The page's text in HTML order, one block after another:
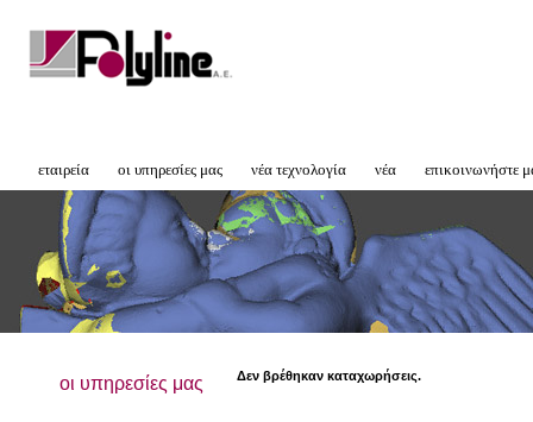
εταιρεία οι υπηρεσίες μας νέα τεχνολογία νέα επικοινωνήστε
οι υπηρεσίες μας Δεν βρέθηκαν καταχωρήσεις.